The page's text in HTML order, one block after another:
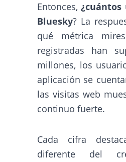
Entonces,
Bluesky? La
qué métrica
registradas han
millones, los
aplicación se
las visitas web
continuo fuerte.
Cada cifra
diferente del